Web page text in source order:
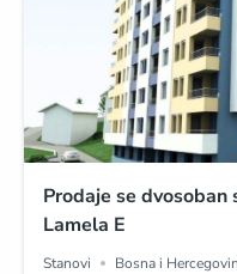
Prodaje se
Lamela E
Stanovi Bosna i